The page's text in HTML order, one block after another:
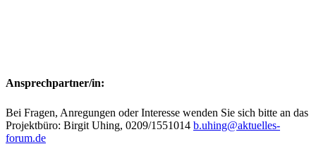
Ansprechpartner/in:
Bei Fragen, Anregungen oder Interesse wenden Sie sich bitte an das
Projektbüro: Birgit Uhing, 0209/1551014 b.uhing@aktuelles-
forum.de